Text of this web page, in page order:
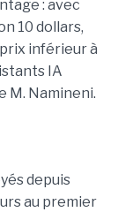
: avec
10 dollars,
inférieur à
IA
M. Namineni.
depuis
au premier